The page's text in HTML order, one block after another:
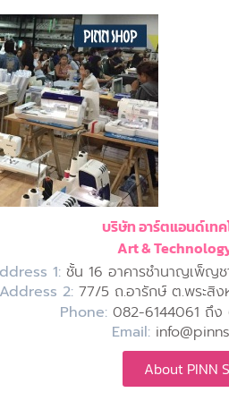
บริษัท อาร์ตแอนด์เทค
Art &
1: ชั้น 16 อาคารชำนาญเพ็ญ
Address 2: 77/5 ถ.อารักษ์ ต.พระสิ
Phone: 082-6144061 ถึ
Email:
About PINN